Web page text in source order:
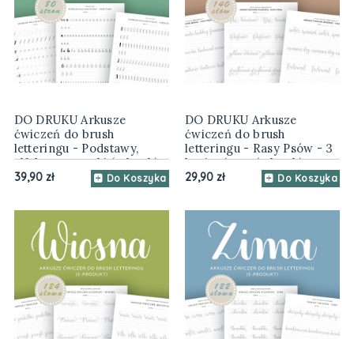
DO DRUKU Arkusze
ćwiczeń do brush
letteringu - Podstawy,
alfabet, wprawki (e-book)
39,90 zł Do Koszyka
DO DRUKU Arkusze
ćwiczeń do brush
letteringu - Rasy Psów - 3
kroje pisma (e-book)
29,90 zł Do Koszyka